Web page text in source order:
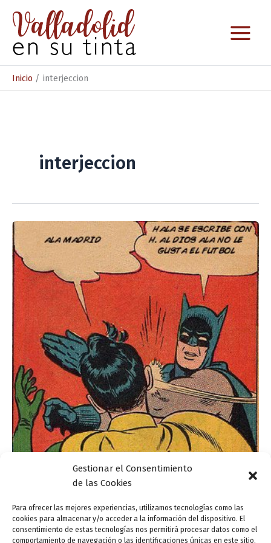
Gestionar el Consentimiento
de las Cookies
Para ofrecer las mejores experiencias, utilizamos tecnologías como las
cookies para almacenar y/o acceder a la información del dispositivo. El
consentimiento de estas tecnologías nos permitirá procesar datos como el
comportamiento de navegación o las identificaciones únicas en este sitio.
contenido
Inicio interjeccion
interjeccion
¿Huy o uy?
ensutinta/11 agosto, 2014